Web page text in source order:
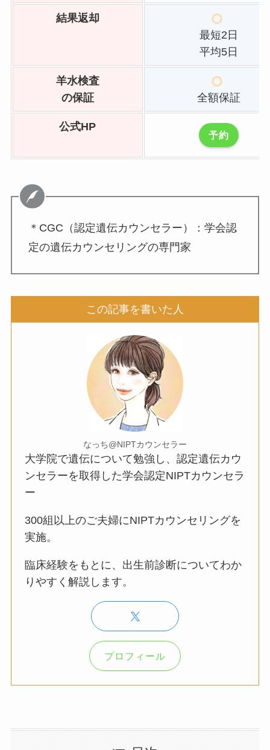
結果返却
最短2日
平均5日
羊水検査
の保証
全額保証
公式HP
予約
＊CGC（認定遺伝カウンセラー）：学会認
定の遺伝カウンセリングの専門家
この記事を書いた人
なっち@NIPTカウンセラー
大学院で遺伝について勉強し、認定遺伝カウ
ンセラーを取得した学会認定NIPTカウンセラ
ー
300組以上のご夫婦にNIPTカウンセリングを
実施。
臨床経験をもとに、出生前診断についてわか
りやすく解説します。
プロフィール